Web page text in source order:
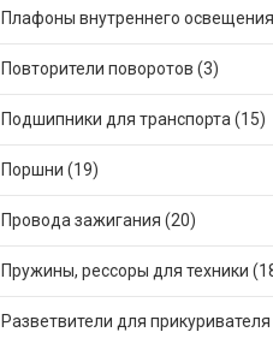
Плафоны внутреннего
Повторители поворотов (3)
Подшипники для транспорта (15)
Поршни (19)
Провода зажигания (20)
Пружины, рессоры для техники
Разветвители для